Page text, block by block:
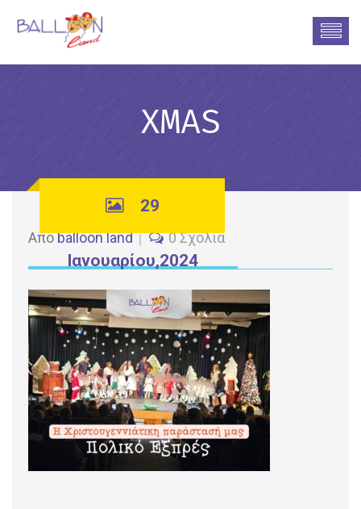
XMAS
29
Ιανουαρίου,2024
Απόballoon land 0 Σχόλια